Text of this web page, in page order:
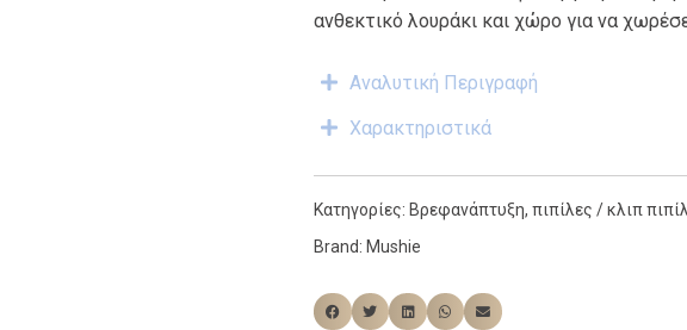
ανθεκτικό λουράκι και χώρο για να
Αναλυτική Περιγραφή
Χαρακτηριστικά
Κατηγορίες: Βρεφανάπτυξη, πιπίλες / κλιπ
Brand: Mushie